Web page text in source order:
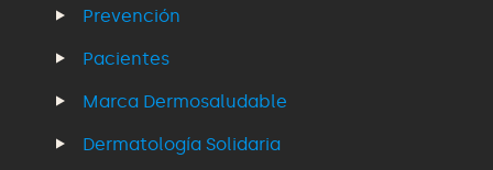
Prevención
Pacientes
Marca Dermosaludable
Dermatología Solidaria